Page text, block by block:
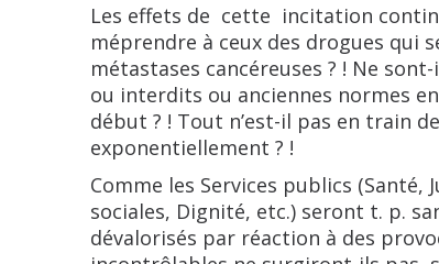
Les effets de cette incitation
méprendre à ceux des drogues qui
métastases cancéreuses ? ! Ne
ou interdits ou anciennes normes
début ? ! Tout n’est-il pas en train
exponentiellement ? !
Comme les Services publics
sociales, Dignité, etc.) seront t. p.
dévalorisés par réaction à des